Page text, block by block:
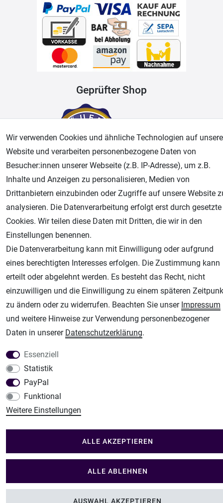
Geprüfter Shop
Airbrush-City
Fachhandel für: Airbrushpistolen, Kompressoren, Airbrushfarben
Modellbau-City
Modellbau Shop
Plotter-City
Schneideplotter, Transferpressen, Siebdruck und Plotterfolien
Im Shop Kaufen
Wir verwenden Cookies und ähnliche Technologien auf
Website und verarbeiten personenbezogene Daten von
Besucher:innen unserer Webseite (z.B. IP-Adresse), um z.B.
Inhalte und Anzeigen zu personalisieren, Medien von
Drittanbietern einzubinden oder Zugriffe auf unsere Website
analysieren. Die Datenverarbeitung erfolgt erst durch gesetzte
Cookies. Wir teilen diese Daten mit Dritten, die wir in den
Einstellungen benennen.
Die Datenverarbeitung kann mit Einwilligung oder aufgrund
eines berechtigten Interesses erfolgen. Die Zustimmung kann
erteilt oder abgelehnt werden. Es besteht das Recht, nicht
einzuwilligen und die Einwilligung zu einem späteren
zu ändern oder zu widerrufen. Beachten Sie unser Impressum
und weitere Hinweise zur Verwendung personenbezogener
Daten in unserer Daten­schutz­erklärung.
Essenziell
Statistik
PayPal
Funktional
Weitere Einstellungen
ALLE AKZEPTIEREN
ALLE ABLEHNEN
AUSWAHL AKZEPTIEREN